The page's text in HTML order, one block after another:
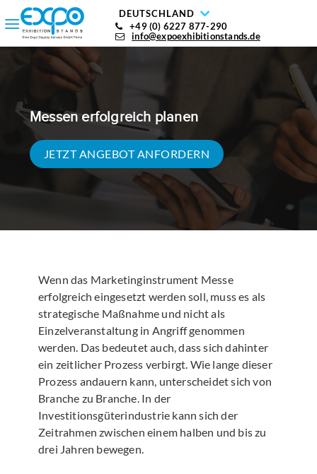
DEUTSCHLAND
+49 (0) 6227 877-290
info@expoexhibitionstands.de
Messen erfolgreich planen
JETZT ANGEBOT ANFORDERN
Wenn das Marketinginstrument Messe
erfolgreich eingesetzt werden soll, muss es als
strategische Maßnahme und nicht als
Einzelveranstaltung in Angriff genommen
werden. Das bedeutet auch, dass sich dahinter
ein zeitlicher Prozess verbirgt. Wie lange dieser
Prozess andauern kann, unterscheidet sich von
Branche zu Branche. In der
Investitionsgüterindustrie kann sich der
Zeitrahmen zwischen einem halben und bis zu
drei Jahren bewegen.